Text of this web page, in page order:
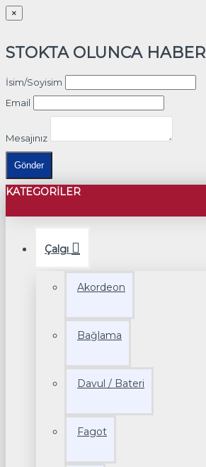
×
STOKTA OLUNCA
İsim/Soyisim
Email
Mesajınız
Gönder
KATEGORILER
Çalgı
Akordeon
Bağlama
Davul / Bateri
Fagot